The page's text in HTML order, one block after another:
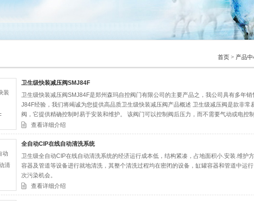
首页 > 产品
卫生级快装减压阀SMJ84F
卫生级快装减压阀SMJ84F是郑州森玛自控阀门有限公司的主要产品之，我公司具有多年销
J84F经验，我们将竭诚为您提供高品质卫生级快装减压阀产品概述 卫生级减压阀是款非常
阀，它提供精确控制时易于安装和维护。 该阀门可以控制阀后压力，而不需要气动或电控
品，如果您有什么需求请致电，，希望为您提供阀门服务！
查看详细介绍
全自动CIP在线自动清洗系统
卫生级全自动CIP在线自动清洗系统的经济运行成本低，结构紧凑，占地面积小.安装.维护
容器及管道等设备进行就地清洗，其整个清洗过程均在密闭的设备，缸罐容器和管道中运
次污染机会。
查看详细介绍